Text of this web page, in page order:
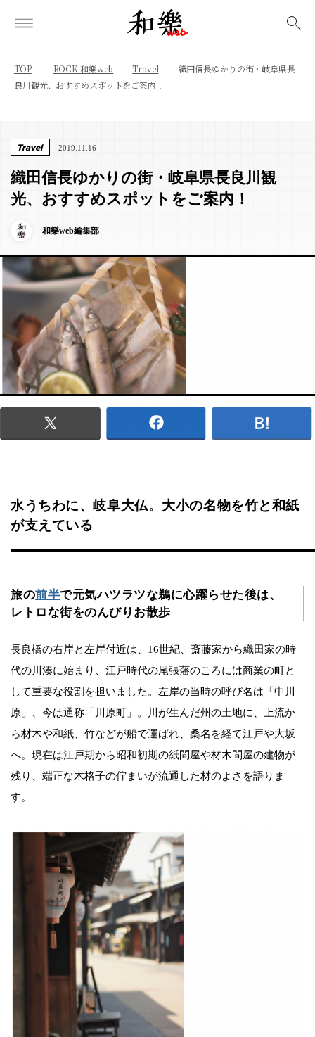
TOP ROCK 和樂web Travel
織田信長ゆかりの街・岐阜県長
良川観光、おすすめスポットをご案内！
Travel 2019.11.16
織田信長ゆかりの街・岐阜県長良川観
光、おすすめスポットをご案内！
和樂web編集部
水うちわに、岐阜大仏。大小の名物を竹と和紙
が支えている
旅の前半で元気ハツラツな鵜に心躍らせた後は、
レトロな街をのんびりお散歩
長良橋の右岸と左岸付近は、16世紀、斎藤家から織田家の時
代の川湊に始まり、江戸時代の尾張藩のころには商業の町と
して重要な役割を担いました。左岸の当時の呼び名は「中川
原」、今は通称「川原町」。川が生んだ州の土地に、上流か
ら材木や和紙、竹などが船で運ばれ、桑名を経て江戸や大坂
へ。現在は江戸期から昭和初期の紙問屋や材木問屋の建物が
残り、端正な木格子の佇まいが流通した材のよさを語りま
す。